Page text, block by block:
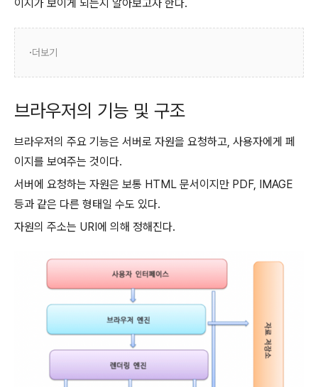
이지가 보이게 되는지 알아보고자 한다.
더보기
브라우저의 기능 및 구조
브라우저의 주요 기능은 서버로 자원을 요청하고, 사용자에게 페
이지를 보여주는 것이다.
서버에 요청하는 자원은 보통 HTML 문서이지만 PDF, IMAGE
등과 같은 다른 형태일 수도 있다.
자원의 주소는 URI에 의해 정해진다.